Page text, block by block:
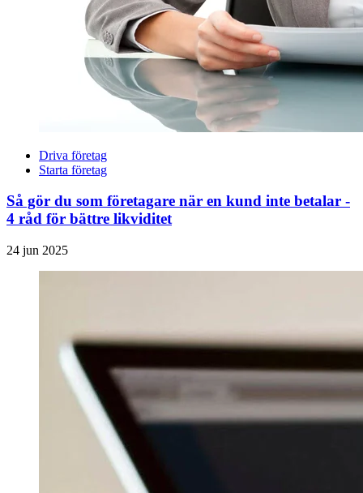
Driva företag
Starta företag
Så gör du som företagare när en kund inte betalar -
4 råd för bättre likviditet
24 jun 2025